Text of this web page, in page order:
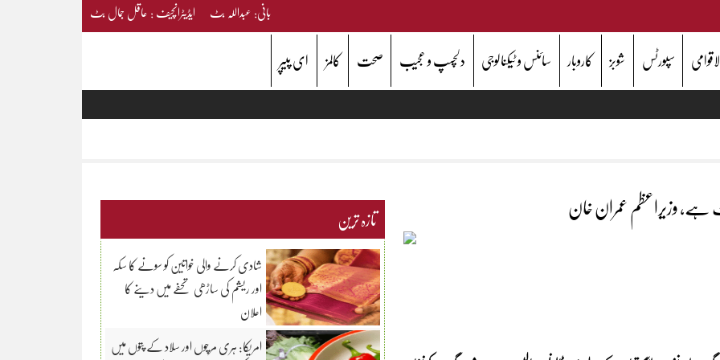
بانی: عبداللہ بٹ ایڈیٹرانچیف : عاقل جمال بٹ
سپورٹس شوبز کاروبار سائنس و ٹیکنالوجی دلچسپ و عجیب صحت کالمز ای پیپر
وزیراعظم عمران خان تازہ ترین
شادی کرنے والی خواتین کو سونے کا سکہ
اور ریشم کی ساڑھی تحفے میں دینے کا
اعلان
امریکا: ہری مرچوں اور سلاد کے پتوں میں